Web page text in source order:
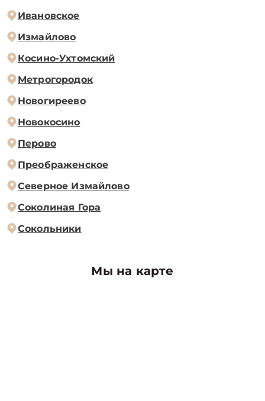
Ивановское
Измайлово
Косино-Ухтомский
Метрогородок
Новогиреево
Новокосино
Перово
Преображенское
Северное Измайлово
Соколиная Гора
Сокольники
Мы на карте